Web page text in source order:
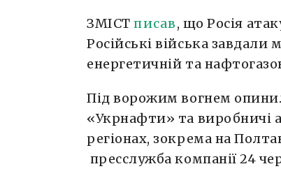
ЗМІСТписав, що Росія
Російські війська завдали
енергетичній та
Під ворожим вогнем
«Укрнафти» та виробничі
регіонах, зокрема на
пресслужба компанії 24